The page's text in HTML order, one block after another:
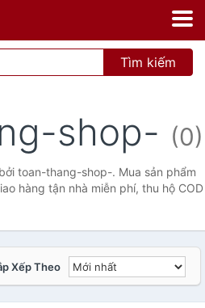
Tìm kiếm
shop- (0)
toan-thang-shop-. Mua sản phẩm
hàng tận nhà miễn phí, thu hộ COD
Xếp Theo